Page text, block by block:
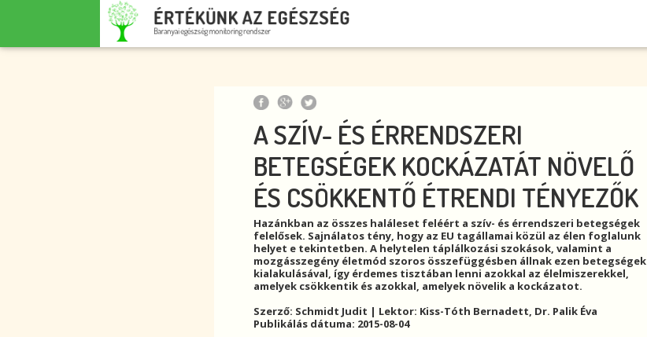
A SZÍV- ÉS ÉRRENDSZERI
BETEGSÉGEK KOCKÁZATÁT NÖVELŐ
ÉS CSÖKKENTŐ ÉTRENDI TÉNYEZŐK
Hazánkban az összes haláleset feléért a szív- és érrendszeri betegségek
felelősek. Sajnálatos tény, hogy az EU tagállamai közül az élen foglalunk
helyet e tekintetben. A helytelen táplálkozási szokások, valamint a
mozgásszegény életmód szoros összefüggésben állnak ezen betegségek
kialakulásával, így érdemes tisztában lenni azokkal az élelmiszerekkel,
amelyek csökkentik és azokkal, amelyek növelik a kockázatot.
Szerző: Schmidt Judit | Lektor: Kiss-Tóth Bernadett, Dr. Palik Éva
Publikálás dátuma: 2015-08-04